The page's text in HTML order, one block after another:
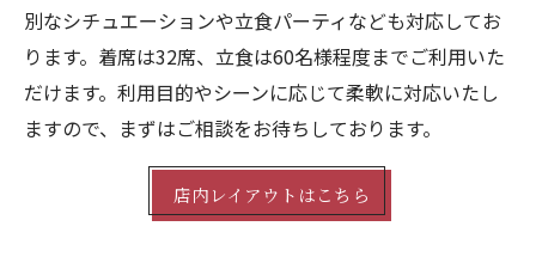
別なシチュエーションや立食パーティなども対応してお
ります。着席は32席、立食は60名様程度までご利用いた
だけます。利用目的やシーンに応じて柔軟に対応いたし
ますので、まずはご相談をお待ちしております。
店内レイアウトはこちら